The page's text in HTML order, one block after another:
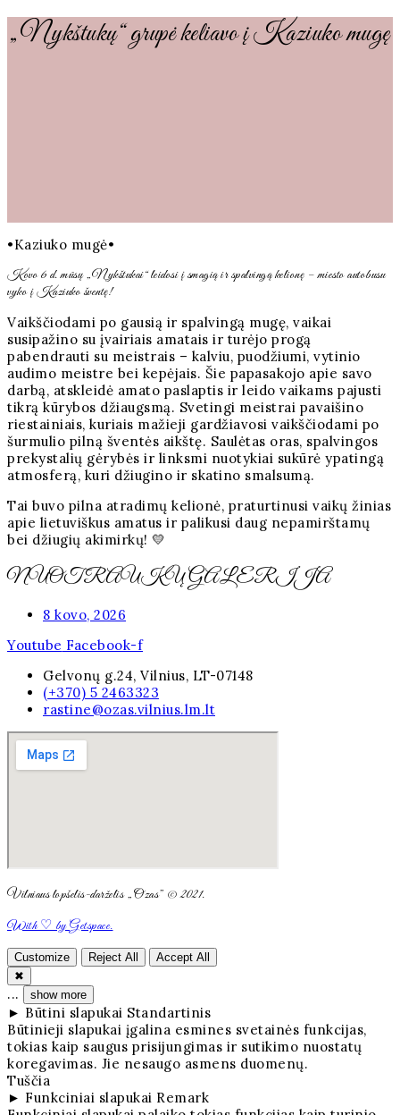
„Nykštukų“ grupė keliavo į Kaziuko mugę
•Kaziuko mugė•
Kovo 6 d. mūsų „Nykštukai“ leidosi į smagią ir spalvingą kelionę – miesto autobusu
vyko į Kaziuko šventę!
Vaikščiodami po gausią ir spalvingą mugę, vaikai
susipažino su įvairiais amatais ir turėjo progą
pabendrauti su meistrais – kalviu, puodžiumi, vytinio
audimo meistre bei kepėjais. Šie papasakojo apie savo
darbą, atskleidė amato paslaptis ir leido vaikams pajusti
tikrą kūrybos džiaugsmą. Svetingi meistrai pavaišino
riestainiais, kuriais mažieji gardžiavosi vaikščiodami po
šurmulio pilną šventės aikštę. Saulėtas oras, spalvingos
prekystalių gėrybės ir linksmi nuotykiai sukūrė ypatingą
atmosferą, kuri džiugino ir skatino smalsumą.
Tai buvo pilna atradimų kelionė, praturtinusi vaikų žinias
apie lietuviškus amatus ir palikusi daug nepamirštamų
bei džiugių akimirkų! 💛
NUOTRAUKŲ GALERIJA
8 kovo, 2026
Youtube Facebook-f
Gelvonų g.24, Vilnius, LT-07148
(+370) 5 2463323
rastine@ozas.vilnius.lm.lt
Vilniaus lopšelis-darželis „Ozas” © 2021.
With ♡ by Getspace.
Customize Reject All
Accept All
✖
... show more
► Būtini slapukai Standartinis
Būtinieji slapukai įgalina esmines svetainės funkcijas,
tokias kaip saugus prisijungimas ir sutikimo nuostatų
koregavimas. Jie nesaugo asmens duomenų.
Tuščia
► Funkciniai slapukai Remark